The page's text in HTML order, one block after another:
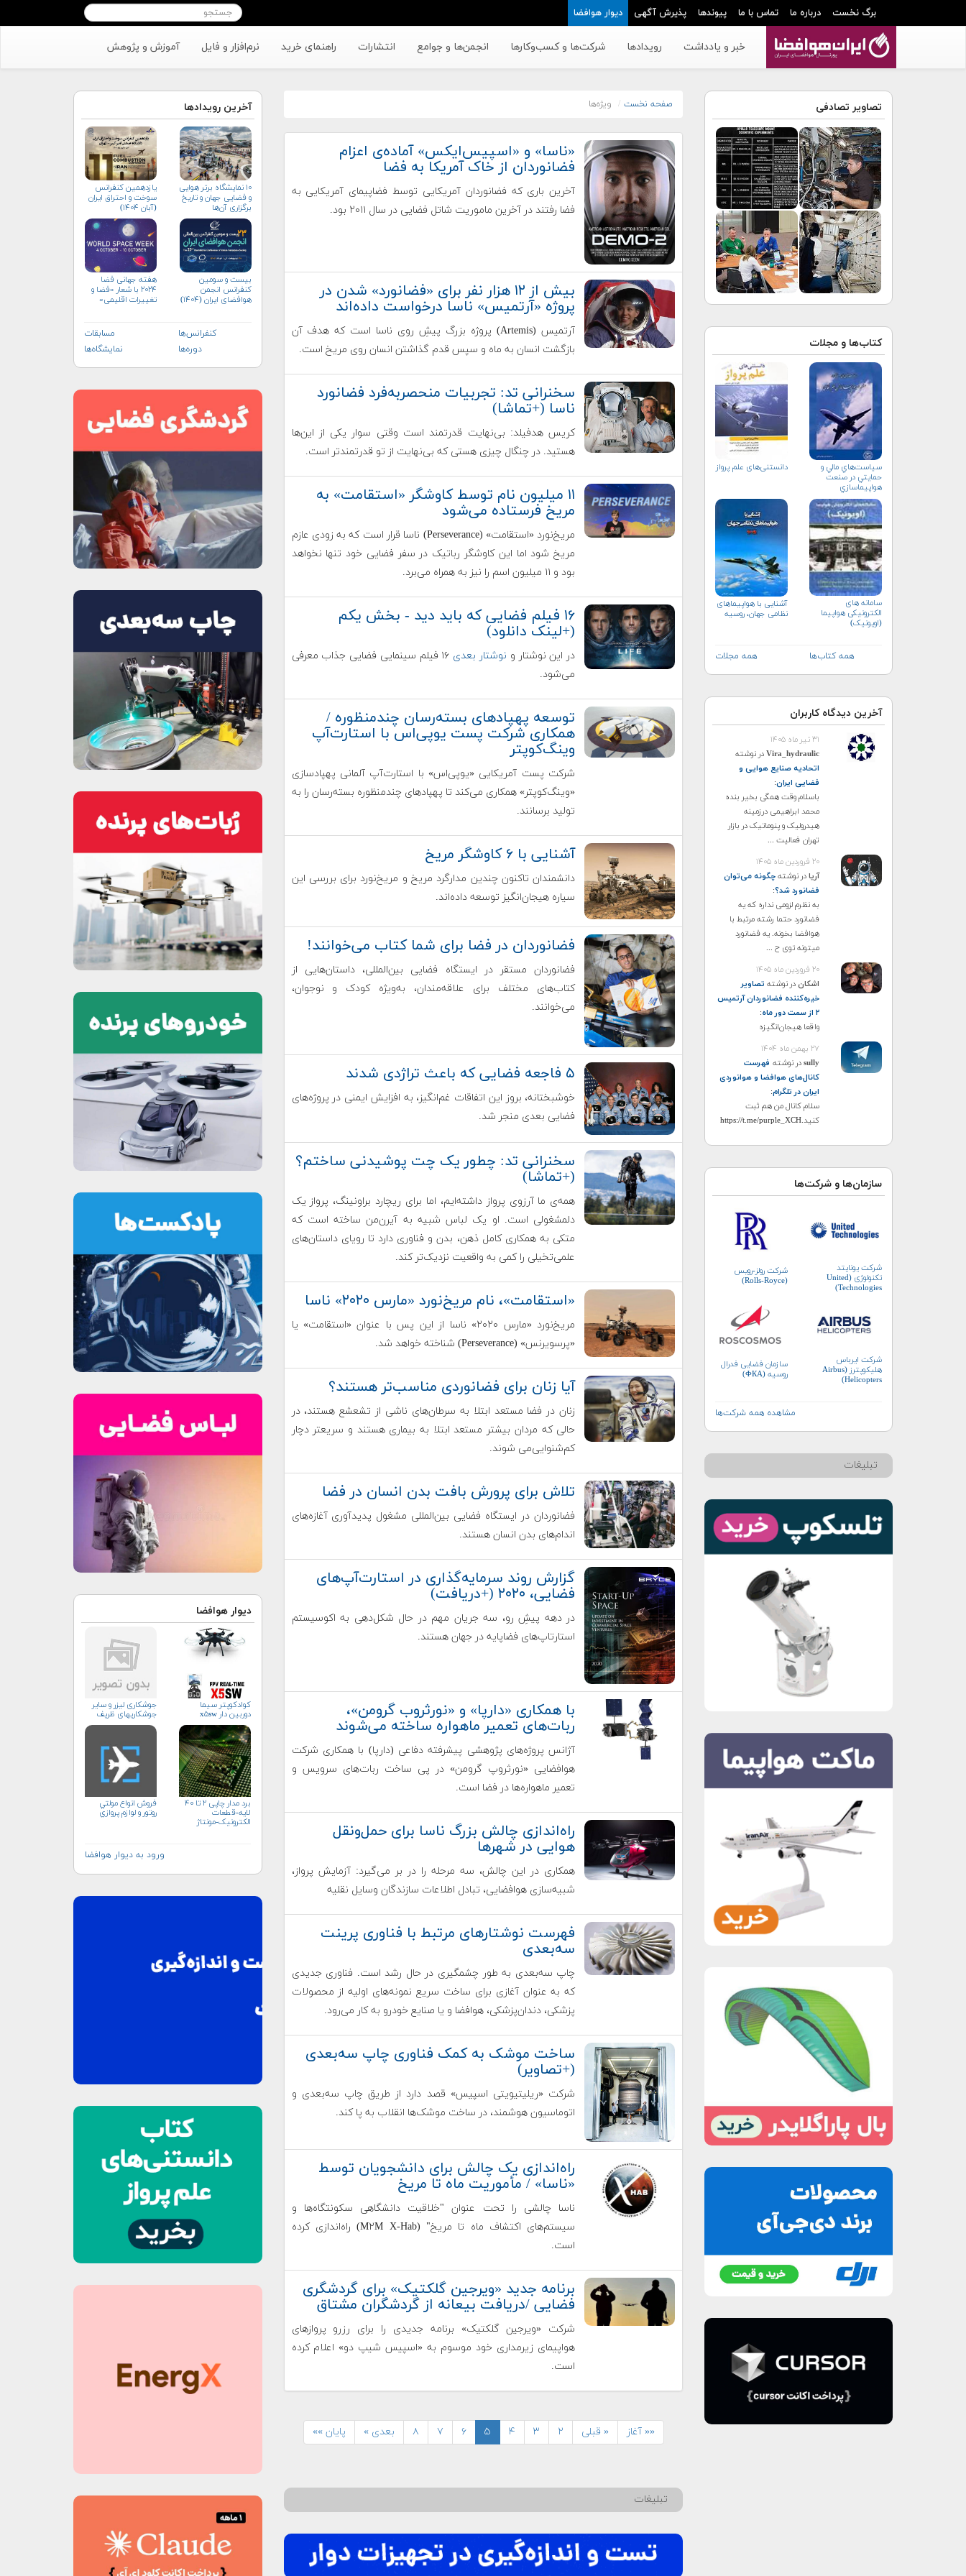
برگ نخست درباره ما تماس با ما پیوندها پذیرش آگهی دیوار هوافضا
خبر و یادداشت رویدادها شرکت‌ها و کسب‌وکار‌ها انجمن‌ها و جوامع انتشارات راهنمای خرید نرم‌افزار و فایل آموزش و پژوهش
تصاویر تصادفی
کتاب‌ها و مجلات
سياست‌هاي مالي و
حمايتي در صنعت
هواپيماسازي
غيرنظامي+دریافت
نسخه‌ الکترونیکی
دانستنی‌های علم پرواز
سامانه های
الکترونیکی هواپیما
(اویونیک)
آشنایی با هواپیماهای
نظامی جهان، روسیه
همه کتاب‌ها همه مجلات
آخرین دیدگاه کاربران
۳۱ تیر ماه ۱۴۰۵
Vira_hydraulicدر نوشته
اتحادیه صنایع هوایی و
فضایی ایران:
باسلام وقت همگی بخیر بنده
محمد ابراهیمی درزمینه
هیدرولیک و پنوماتیک در بازار
تهران فعالیت ...
۲۰ فروردین ماه ۱۴۰۵
آریادر نوشتهچگونه می‌توان
فضانورد شد؟:
به نظرم لزومی نداره که یه
فضانورد حتما رشته مرتبط با
هوافضا بخونه. یه فضانورد
میتونه توی ح ...
۲۰ فروردین ماه ۱۴۰۵
اشکاندر نوشته تصاویر
خیره‌کننده فضانوردان آرتمیس
۲ از سمت دور ماه
:
واقعا هیجان‌انگیزه
۲۷ بهمن ماه ۱۴۰۴
sullyدر نوشته فهرست
کانال‌های هوافضا و هوانوردی
ایران در تلگرام:
سلام کانال من هم ثبت
کنید.https://t.me/purple_XCH
سازمان‌ها و شرکت‌ها
شرکت یونایتد
تکنولوژی (United
Technologies)
شرکت رولز-رویس
(Rolls-Royce)
شرکت ایرباس
هلیکوپترز (Airbus
Helicopters)
سازمان فضایی فدرال
روسیه (ФКА)
مشاهده همه شرکت‌ها
تبلیغات
صفحه نخست ویژه‌ها
«ناسا» و «اسپیس‌ایکس» آماده‌ی اعزام
فضانوردان از خاک آمریکا به فضا
آخرین باری که فضانوردان آمریکایی توسط فضاپیمای آمریکایی به
فضا رفتند در آخرین ماموریت شاتل فضایی در سال ۲۰۱۱ بود.
بیش از ۱۲ هزار نفر برای «فضانورد» شدن در
پروژه «آرتمیس» ناسا درخواست داده‌اند
آرتمیس (Artemis) پروژه بزرگ پیشِ روی ناسا است که هدف آن
بازگشت انسان به ماه و سپس قدم گذاشتن انسان روی مریخ است.
سخنرانی تد: تجربیات منحصربه‌فرد فضانورد
ناسا (+تماشا)
کریس هدفیلد: بی‌نهایت قدرتمند است وقتی سوار یکی از این‌ها
هستید. در چنگال چیزی هستی که بی‌نهایت از تو قدرتمندتر است.
۱۱ میلیون نام توسط کاوشگر «استقامت» به
مریخ فرستاده می‌شود
مریخ‌نورد «استقامت» (Perseverance) ناسا قرار است که به زودی عازم
مریخ شود اما این کاوشگر رباتیک در سفر فضایی خود تنها نخواهد
بود و ۱۱ میلیون اسم را نیز به همراه می‌برد.
۱۶ فیلم فضایی که باید دید - بخش یکم
(+لینک دانلود)
در این نوشتار و نوشتار بعدی
۱۶ فیلم سینمایی فضایی جذاب معرفی
می‌شود.
توسعه پهپادهای بسته‌رسان چندمنظوره /
همکاری شرکت پست یو‌پی‌اس با استارت‌آپ
وینگ‌کوپتر
شرکت پست آمریکایی «یو‌پی‌اس» با استارت‌آپ آلمانی پهپادسازی
«وینگ‌کوپتر» همکاری می‌کند تا پهپادهای چندمنظوره بسته‌رسان را به
تولید برسانند.
آشنایی با ۶ کاوشگر مریخ
دانشمندان تاکنون چندین مدارگرد مریخ و مریخ‌نورد برای بررسی این
سیاره هیجان‌انگیز توسعه داده‌اند.
فضانوردان در فضا برای شما کتاب می‌خوانند!
فضانوردان مستقر در ایستگاه فضایی بین‌المللی، داستان‌هایی از
کتاب‌های مختلف برای علاقه‌مندان، به‌ویژه کودک و نوجوان،
می‌خوانند.
۵ فاجعه فضایی که باعث تراژدی‌ شدند
خوشبختانه، بروز این اتفاقات غم‌انگیز، به افزایش ایمنی در پروژه‌های
فضایی بعدی منجر شد.
سخنرانی تد: چطور یک چت پوشیدنی ساختم؟
(+تماشا)
همه‌ی ما آرزوی پرواز داشته‌ایم، اما برای ریچارد براونینگ، پرواز یک
دلمشغولی است. او یک لباس شبیه به آیرن‌من ساخته است که
متکی به همکاری کامل ذهن، بدن و فناوری دارد تا رویای داستان‌های
علمی‌تخیلی را کمی به واقعیت نزدیک‌تر کند.
«استقامت»، نام مریخ‌نورد «مارس ۲۰۲۰» ناسا
مریخ‌نورد «مارس ۲۰۲۰» ناسا از این پس با عنوان «استقامت» یا
«پرسویرنس» (Perseverance) شناخته خواهد شد.
آیا زنان برای فضانوردی مناسب‌تر هستند؟
زنان در فضا مستعد ابتلا به سرطان‌های ناشی از تشعشع هستند، در
حالی که مردان بیشتر مستعد ابتلا به بیماری هستند و سریعتر دچار
کم‌شنوایی‌می شوند.
تلاش برای پرورش بافت بدن انسان در فضا
فضانوردان در ایستگاه فضایی بین‌المللی‌ مشغول پدیدآوری آغازه‌های
اندام‌های بدن انسان هستند.
گزارش روند سرمایه‌گذاری در استارت‌آپ‌های
فضایی، ۲۰۲۰ (+دریافت)
در دهه پیشِ رو، سه جریان مهم در حال شکل‌دهی به اکوسیستم
استارتاپ‌های فضاپایه در جهان هستند.
با همکاری «دارپا» و «نورثروب گرومن»،
ربات‌های تعمیر ماهواره ساخته می‌شوند
آژانس پروژه‌های پژوهشی پیشرفته دفاعی (دارپا) با همکاری شرکت
هوافضایی «نورثروپ گرومن» در پی ساخت ربات‌های سرویس و
تعمیر ماهواره‌ها در فضا است.
راه‌اندازی چالش بزرگ ناسا برای حمل‌ونقل
هوایی در شهرها
همکاری در این چالش، سه مرحله را در بر می‌گیرد: آزمایش پرواز،
شبیه‌سازی هوافضایی، تبادل اطلاعات سازندگان وسایل نقلیه
فهرست نوشتارهای مرتبط با فناوری پرینت
سه‌بعدی
چاپ سه‌بعدی به طور چشمگیری در حال رشد است. فناوری جدیدی
که به عنوان آغازی برای ساخت سریع نمونه‌های اولیه از محصولات
پزشکی، دندان‌پزشکی، هوافضا و یا صنایع خودرو به کار می‌رود.
ساخت موشک به کمک فناوری چاپ سه‌بعدی
(+تصاویر)
شرکت «ریلیتیویتی اسپیس» قصد دارد از طریق چاپ سه‌‌بعدی و
اتوماسیون هوشمند، در ساخت موشک‌ها انقلاب به پا کند.
راه‌اندازی یک چالش برای دانشجویان توسط
«ناسا» / مأموریت ماه تا مریخ
ناسا چالشی را تحت عنوان "خلاقیت دانشگاهی سکونتگاه‌ها و
سیستم‌های اکتشاف ماه تا مریخ" (M۲M X-Hab) راه‌اندازی کرده
است.
برنامه جدید «ویرجین گلکتیک» برای گردشگری
فضایی /دریافت بیعانه از گردشگران مشتاق
شرکت «ویرجین گلکتیک» برنامه جدیدی را برای رزرو پروازهای
هواپیمای زیرمداری خود موسوم به «اسپیس شیپ‌ دو» اعلام کرده
است.
«« آغاز « قبلی ۲ ۳ ۴ ۵ ۶ ۷ ۸ بعدی » پایان »»
تبلیغات
آخرین رویدادها
۱۰ نمایشگاه برتر هوایی
و فضایی جهان و تاریخ
برگزاری آن‌ها
یازدهمین کنفرانس
سوخت و احتراق ایران
(آبان‌ ۱۴۰۴)
بیست و سومین
کنفرانس انجمن
هوافضای ايران (۱۴۰۴)
هفته جهانی فضا
۲۰۲۴ با شعار «فضا و
تغییرات اقلیمی»
کنفرانس‌ها
مسابقات
دوره‌ها
نمایشگاه‌ها
دیوار هوافضا
کوادکوپتر سیما
دوربین دار x۵sw
جوشکاری لیزر و سایر
جوشکاریهای ظریف
برد مدار چاپی ۲ تا ۴۰
لایه-قطعات
الکترونیک-مونتاژ
فروش انواع مولتي
روتور و لوازم پروازي
ورود به دیوار هوافضا